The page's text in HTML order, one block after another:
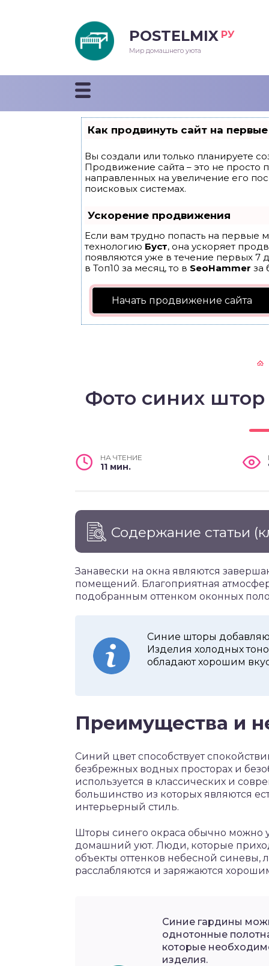
POSTELMIX РУ
Мир домашнего уюта
Как продвинуть сайт на
Вы создали или только планируете
Продвижение сайта – это не просто
направленных на увеличение его
поисковых системах.
Ускорение продвижения
Если вам трудно попасть на первые
технологию Буст, она ускоряет
появляются уже в течение первых 7
в Топ10 за месяц, то в SeoHammer за
Начать продвижение сайта
Фото синих штор
НА ЧТЕНИЕ
11 мин.
Содержание статьи
Занавески на окна являются
помещений. Благоприятная
подобранным оттенком оконных
Синие шторы
Изделия холодных
обладают хорошим
Преимущества и
Синий цвет способствует
безбрежных водных просторах и
используется в классических и
большинство из которых являются
интерьерный стиль.
Шторы синего окраса обычно можно
домашний уют. Люди, которые
объекты оттенков небесной синевы,
расслабляются и заряжаются
Синие гардины
однотонные
которые
изделия.